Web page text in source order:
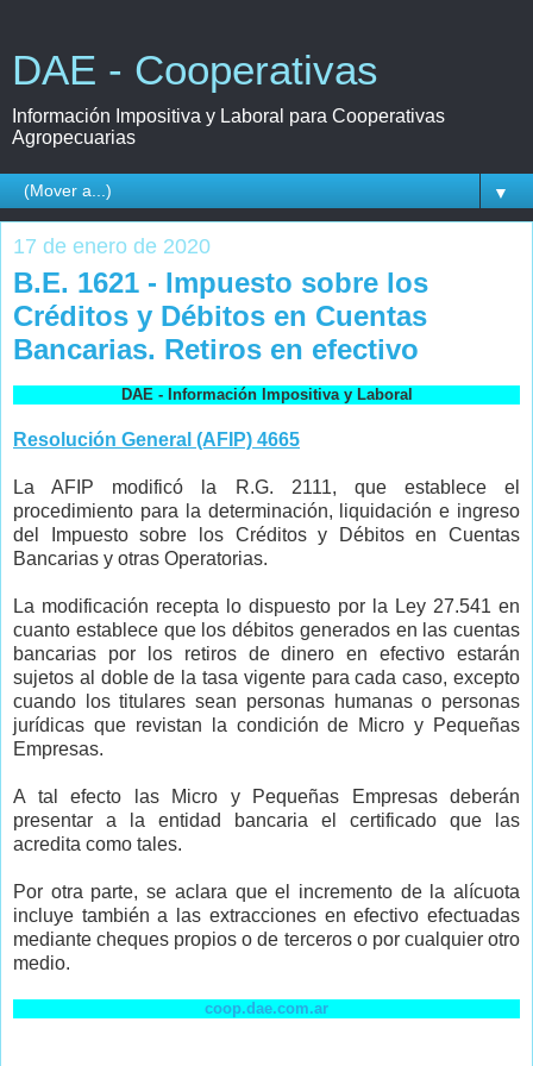
DAE - Cooperativas
Información Impositiva y Laboral para Cooperativas
Agropecuarias
▼
17 de enero de 2020
B.E. 1621 - Impuesto sobre los
Créditos y Débitos en Cuentas
Bancarias. Retiros en efectivo
DAE - Información Impositiva y Laboral
Resolución General (AFIP) 4665
La AFIP modificó la R.G. 2111, que establece el
procedimiento para la determinación, liquidación e ingreso
del Impuesto sobre los Créditos y Débitos en Cuentas
Bancarias y otras Operatorias.
La modificación recepta lo dispuesto por la Ley 27.541 en
cuanto establece que los débitos generados en las cuentas
bancarias por los retiros de dinero en efectivo estarán
sujetos al doble de la tasa vigente para cada caso, excepto
cuando los titulares sean personas humanas o personas
jurídicas que revistan la condición de Micro y Pequeñas
Empresas.
A tal efecto las Micro y Pequeñas Empresas deberán
presentar a la entidad bancaria el certificado que las
acredita como tales.
Por otra parte, se aclara que el incremento de la alícuota
incluye también a las extracciones en efectivo efectuadas
mediante cheques propios o de terceros o por cualquier otro
medio.
coop.dae.com.ar